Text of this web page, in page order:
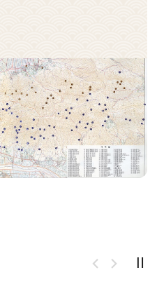
원 학술조사연구
이전 다음 재